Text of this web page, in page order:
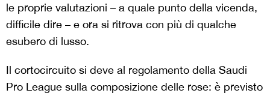
le proprie valutazioni – a quale punto della vicenda,
difficile dire – e ora si ritrova con più di qualche
esubero di lusso.
Il cortocircuito si deve al regolamento della Saudi
Pro League sulla composizione delle rose: è previsto